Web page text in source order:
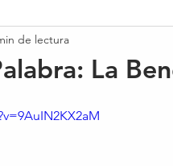
de Esperanza
La
de lectura